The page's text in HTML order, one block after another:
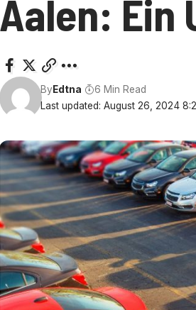
Aalen: Ein
Last updated: August 26, 2024
ByEdtna 6 Min Read